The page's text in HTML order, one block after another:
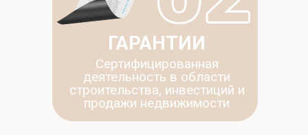
Сертифицированная
деятельность в области
строительства, инвестиций и
продажи недвижимости
ГАРАНТИИ